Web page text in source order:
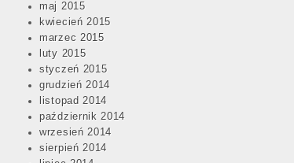
maj 2015
kwiecień 2015
marzec 2015
luty 2015
styczeń 2015
grudzień 2014
listopad 2014
październik 2014
wrzesień 2014
sierpień 2014